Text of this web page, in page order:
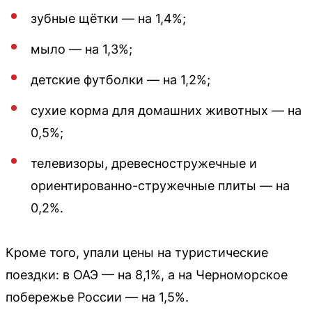
зубные щётки — на 1,4%;
мыло — на 1,3%;
детские футболки — на 1,2%;
сухие корма для домашних животных — на
0,5%;
телевизоры, древесностружечные и
ориентированно-стружечные плиты — на
0,2%.
Кроме того, упали цены на туристические
поездки: в ОАЭ — на 8,1%, а на Черноморское
побережье России — на 1,5%.